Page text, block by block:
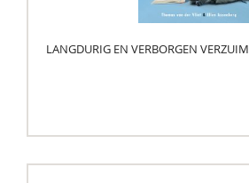
LANGDURIG EN VERBORGEN VERZUIM